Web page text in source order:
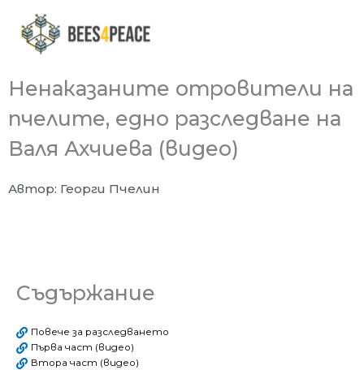
content
Ненаказаните отровители на
пчелите, едно разследване на
Валя Ахчиева (видео)
Автор: Георги Пчелин
Съдържание
Повече за разследването
Първа част (видео)
Втора част (видео)